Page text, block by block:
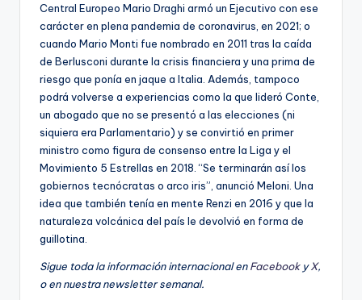
Central Europeo Mario Draghi armó un Ejecutivo con ese
carácter en plena pandemia de coronavirus, en 2021; o
cuando Mario Monti fue nombrado en 2011 tras la caída
de Berlusconi durante la crisis financiera y una prima de
riesgo que ponía en jaque a Italia. Además, tampoco
podrá volverse a experiencias como la que lideró Conte,
un abogado que no se presentó a las elecciones (ni
siquiera era Parlamentario) y se convirtió en primer
ministro como figura de consenso entre la Liga y el
Movimiento 5 Estrellas en 2018. “Se terminarán así los
gobiernos tecnócratas o arco iris”, anunció Meloni. Una
idea que también tenía en mente Renzi en 2016 y que la
naturaleza volcánica del país le devolvió en forma de
guillotina.
Sigue toda la información internacional enFacebookyX,
o ennuestra newsletter semanal.